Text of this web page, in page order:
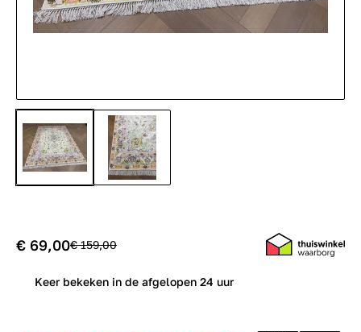
€ 69,00€ 159,00
Keer bekeken in de afgelopen 24 uur